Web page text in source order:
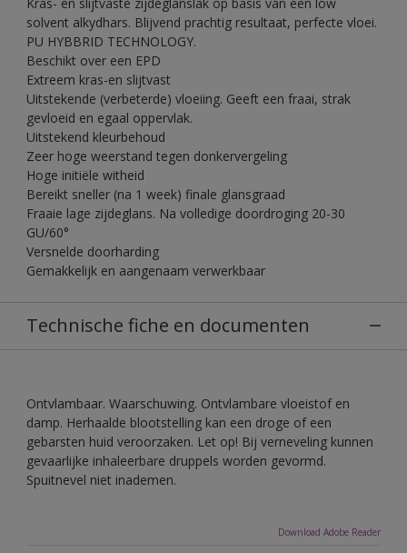
solvent alkydhars. Blijvend prachtig resultaat, perfecte vloei.
PU HYBBRID TECHNOLOGY.
Beschikt over een EPD
Extreem kras-en slijtvast
Uitstekende (verbeterde) vloeiing. Geeft een fraai, strak
gevloeid en egaal oppervlak.
Uitstekend kleurbehoud
Zeer hoge weerstand tegen donkervergeling
Hoge initiële witheid
Bereikt sneller (na 1 week) finale glansgraad
Fraaie lage zijdeglans. Na volledige doordroging 20-30
GU/60°
Versnelde doorharding
Gemakkelijk en aangenaam verwerkbaar
Technische fiche en documenten
Ontvlambaar. Waarschuwing. Ontvlambare vloeistof en
damp. Herhaalde blootstelling kan een droge of een
gebarsten huid veroorzaken. Let op! Bij verneveling kunnen
gevaarlijke inhaleerbare druppels worden gevormd.
Spuitnevel niet inademen.
Download Adobe Reader